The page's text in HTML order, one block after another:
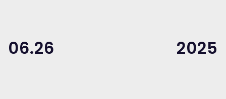
06.26 2025